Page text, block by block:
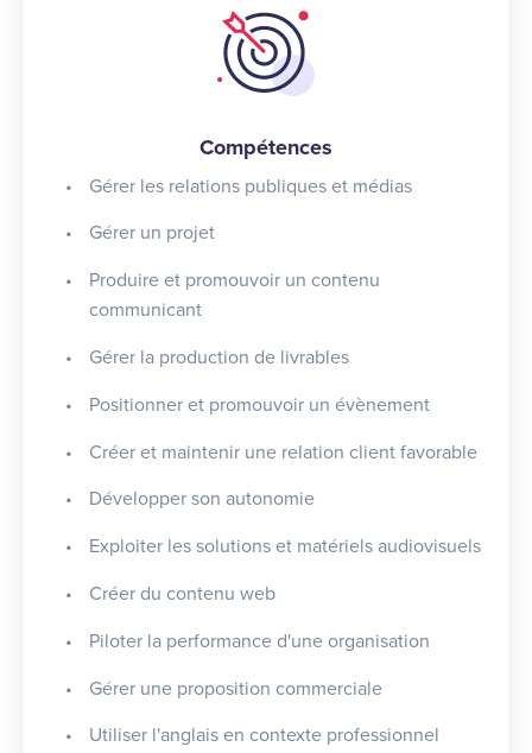
Compétences
Gérer les relations publiques et médias
Gérer un projet
Produire et promouvoir un contenu
communicant
Gérer la production de livrables
Positionner et promouvoir un évènement
Créer et maintenir une relation client favorable
Développer son autonomie
Exploiter les solutions et matériels audiovisuels
Créer du contenu web
Piloter la performance d'une organisation
Gérer une proposition commerciale
Utiliser l'anglais en contexte professionnel